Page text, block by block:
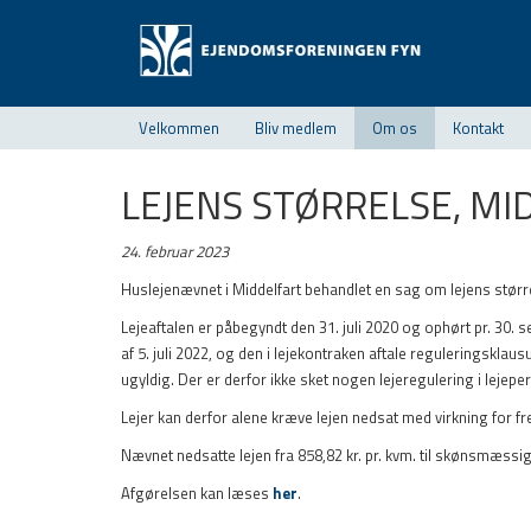
Velkommen Bliv medlem Om os Kontakt
LEJENS STØRRELSE,
24. februar 2023
Huslejenævnet i Middelfart behandlet en sag om lejens
Lejeaftalen er påbegyndt den 31. juli 2020 og ophørt pr.
af 5. juli 2022, og den i lejekontraken aftale
ugyldig. Der er derfor ikke sket nogen lejeregulering i
Lejer kan derfor alene kræve lejen nedsat med virkning for
Nævnet nedsatte lejen fra 858,82 kr. pr. kvm. til
Afgørelsen kan læses her.